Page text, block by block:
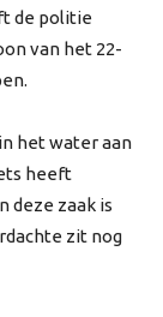
de politie
van het 22-
het water aan
heeft
deze zaak is
zit nog